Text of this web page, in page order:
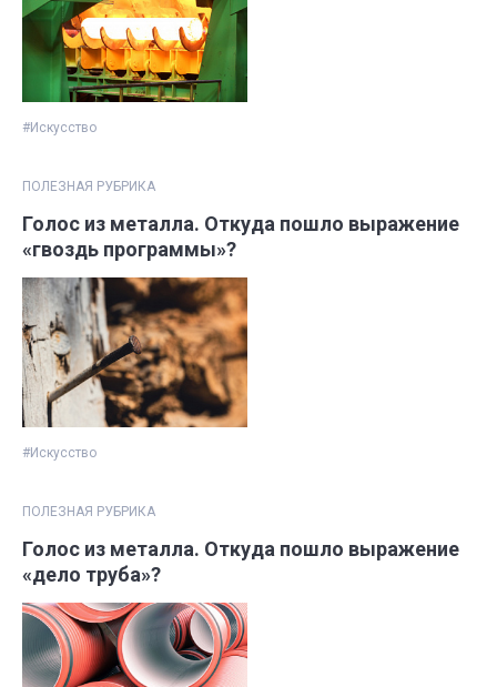
#Искусство
ПОЛЕЗНАЯ РУБРИКА
Голос из металла. Откуда пошло выражение
«гвоздь программы»?
#Искусство
ПОЛЕЗНАЯ РУБРИКА
Голос из металла. Откуда пошло выражение
«дело труба»?